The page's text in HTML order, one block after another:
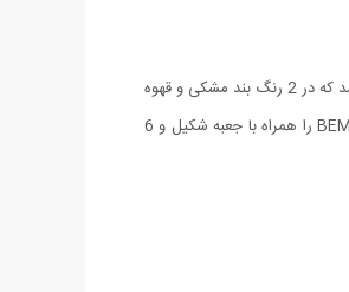
ساعت مچی Casio BEM-506 یکی از جدیدترین مدل های عرضه شده کمپانی معتبر کاسیو می باشد. این ساعت دارای بند چرم بسیار با کیفیت و صفحه شیشه ای ضدخش می باشد که در 2 رنگ بند مشکی و قهوه
ای و همچنین صفحه سفید و مشکی عرضه شده است. این ساعت دارای تقویم روز شمار می باشد و تا 80 درصد نیز ضد آب است. هم اکنون می توانید ساعت مچی کاسیو BEM-506 را همراه با جعبه شکیل و 6